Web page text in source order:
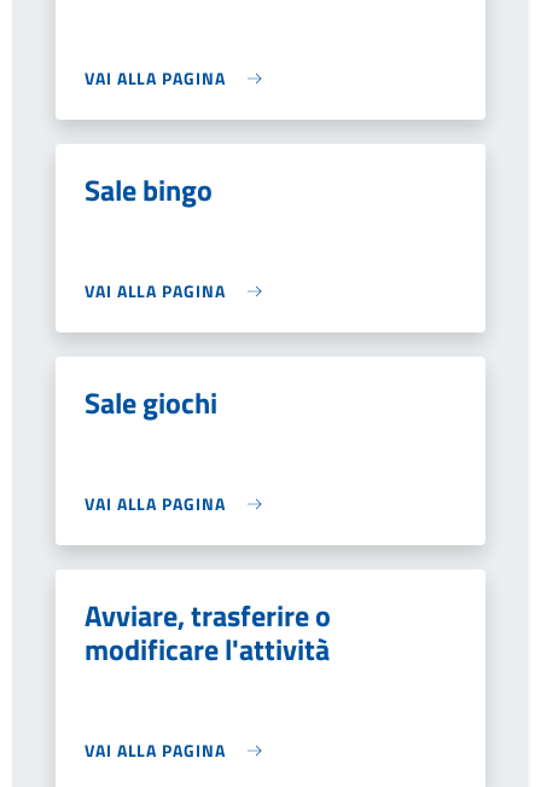
VAI ALLA PAGINA
Sale bingo
VAI ALLA PAGINA
Sale giochi
VAI ALLA PAGINA
Avviare, trasferire o
modificare l'attività
VAI ALLA PAGINA